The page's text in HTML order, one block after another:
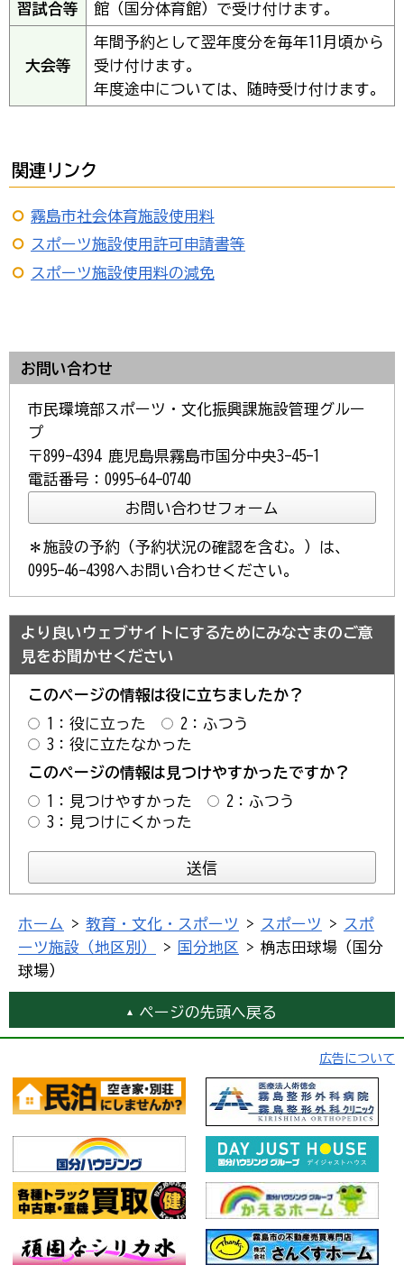
習試合等
館（国分体育館）で受け付けます。
大会等
年間予約として翌年度分を毎年11月頃から
受け付けます。
年度途中については、随時受け付けます。
関連リンク
霧島市社会体育施設使用料
スポーツ施設使用許可申請書等
スポーツ施設使用料の減免
お問い合わせ
市民環境部スポーツ・文化振興課施設管理グルー
プ
〒899-4394 鹿児島県霧島市国分中央3-45-1
電話番号：0995-64-0740
＊施設の予約（予約状況の確認を含む。）は、
0995-46-4398へお問い合わせください。
より良いウェブサイトにするためにみなさまのご意
見をお聞かせください
このページの情報は役に立ちましたか？
1：役に立った
2：ふつう
3：役に立たなかった
このページの情報は見つけやすかったですか？
1：見つけやすかった
2：ふつう
3：見つけにくかった
ホーム > 教育・文化・スポーツ > スポーツ > スポ
ーツ施設（地区別）
> 国分地区 > 桷志田球場（国分
球場）
ページの先頭へ戻る
広告について